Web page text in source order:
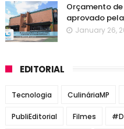
Orçamento de
aprovado
January 26,
EDITORIAL
Tecnologia CulináriaMP
PubliEditorial Filmes